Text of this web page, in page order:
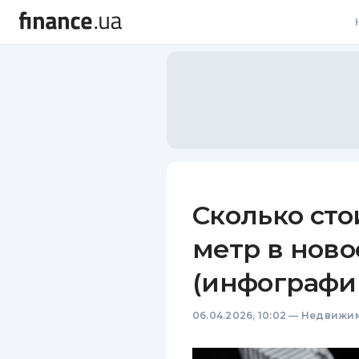
Сколько
метр в
06.04.2026, 10:02 —